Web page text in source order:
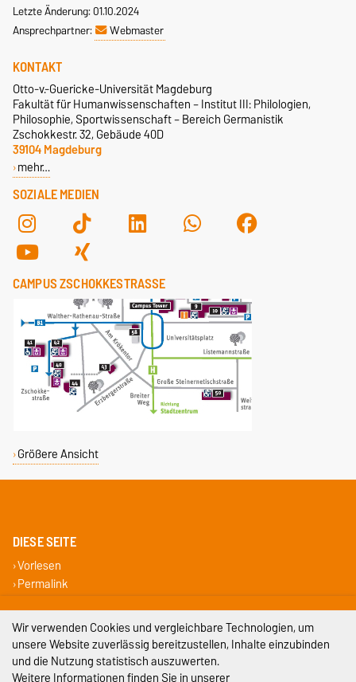
Letzte Änderung: 01.10.2024
Ansprechpartner:
Webmaster
SOZIALE MEDIEN
KONTAKT
Otto-v.-Guericke-Universität Magdeburg
Fakultät für Humanwissenschaften – Institut III: Philologien,
Philosophie, Sportwissenschaft – Bereich Germanistik
Zschokkestr. 32, Gebäude 40D
39104 Magdeburg
mehr…
CAMPUS ZSCHOKKESTRASSE
Größere Ansicht
DIESE SEITE
Vorlesen
Permalink
Impressum
Datenschutz
Wir verwenden Cookies und vergleichbare Technologien, um
unsere Website zuverlässig bereitzustellen, Inhalte einzubinden
und die Nutzung statistisch auszuwerten.
Weitere Informationen finden Sie in unserer